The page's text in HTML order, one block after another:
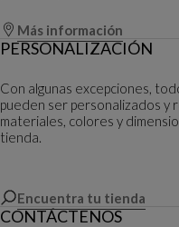
Más información
PERSONALIZACIÓN
Con algunas excepciones,
pueden ser personalizados y
materiales, colores y
tienda.
Encuentra tu tienda
CONTÁCTENOS